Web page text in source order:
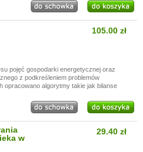
105.00 zł
pojęć gospodarki energetycznej oraz
z podkreśleniem problemów
opracowano algorytmy takie jak bilanse
w
29.40 zł